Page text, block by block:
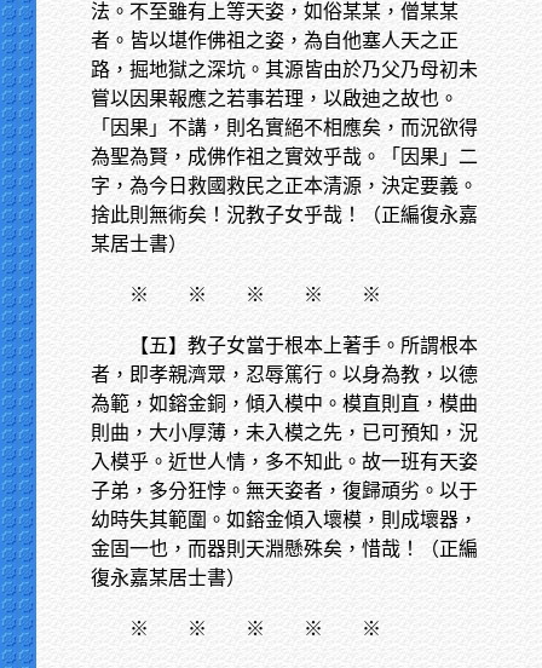
法。不至雖有上等天姿，如俗某某，僧某某
者。皆以堪作佛祖之姿，為自他塞人天之正
路，掘地獄之深坑。其源皆由於乃父乃母初未
嘗以因果報應之若事若理，以啟迪之故也。
「因果」不講，則名實絕不相應矣，而況欲得
為聖為賢，成佛作祖之實效乎哉。「因果」二
字，為今日救國救民之正本清源，決定要義。
捨此則無術矣！況教子女乎哉！（正編復永嘉
某居士書）
※ ※ ※ ※ ※
【五】教子女當于根本上著手。所謂根本
者，即孝親濟眾，忍辱篤行。以身為教，以德
為範，如鎔金銅，傾入模中。模直則直，模曲
則曲，大小厚薄，未入模之先，已可預知，況
入模乎。近世人情，多不知此。故一班有天姿
子弟，多分狂悖。無天姿者，復歸頑劣。以于
幼時失其範圍。如鎔金傾入壞模，則成壞器，
金固一也，而器則天淵懸殊矣，惜哉！（正編
復永嘉某居士書）
※ ※ ※ ※ ※